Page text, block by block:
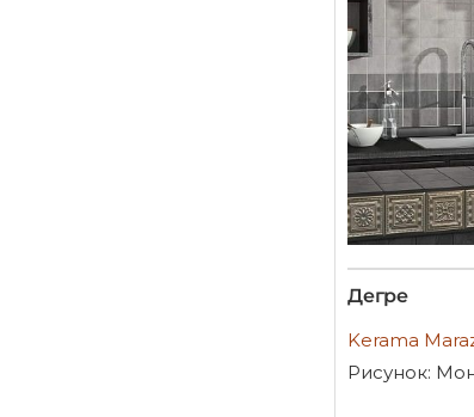
Дегре
Kerama
Рисунок: